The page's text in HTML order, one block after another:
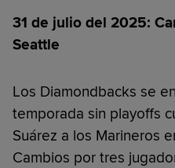
31 de julio del 2025:
Seattle
Los Diamondbacks se
temporada sin playoffs
Suárez a los Marineros
Cambios por tres